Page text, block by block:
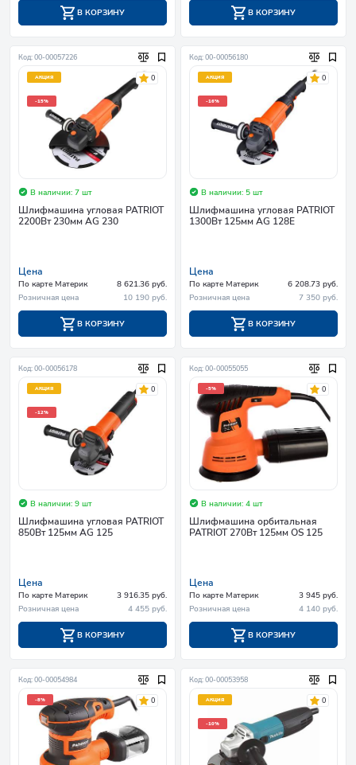
В КОРЗИНУ В КОРЗИНУ
Код: 00-00057226
АКЦИЯ
-15%
0
В наличии: 7 шт
Шлифмашина угловая PATRIOT
2200Вт 230мм AG 230
Цена
По карте Материк
8 621.36 руб.
Розничная цена
10 190 руб.
В КОРЗИНУ
Код: 00-00056180
АКЦИЯ
-16%
0
В наличии: 5 шт
Шлифмашина угловая PATRIOT
1300Вт 125мм AG 128E
Цена
По карте Материк
6 208.73 руб.
Розничная цена
7 350 руб.
В КОРЗИНУ
Код: 00-00056178
АКЦИЯ
-12%
0
В наличии: 9 шт
Шлифмашина угловая PATRIOT
850Вт 125мм AG 125
Цена
По карте Материк
3 916.35 руб.
Розничная цена
4 455 руб.
В КОРЗИНУ
Код: 00-00055055
-5% 0
В наличии: 4 шт
Шлифмашина орбитальная
PATRIOT 270Вт 125мм OS 125
Цена
По карте Материк
3 945 руб.
Розничная цена
4 140 руб.
В КОРЗИНУ
Код: 00-00054984
-8% 0
Код: 00-00053958
АКЦИЯ
-10%
0